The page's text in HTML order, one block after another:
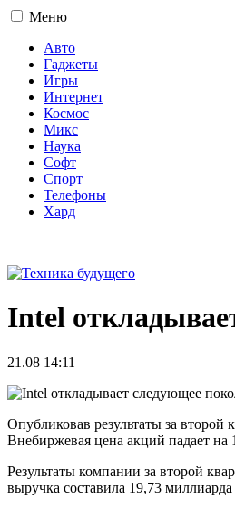
Меню
Авто
Гаджеты
Игры
Интернет
Космос
Микс
Наука
Софт
Спорт
Телефоны
Хард
Intel
21.08 14:11
Опубликовав результаты за
Внебиржевая цена акций падает на
Результаты компании за второй
выручка составила 19,73